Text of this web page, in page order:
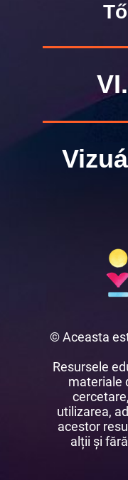
© Aceasta
Resursele
materiale
utilizarea,
acestor
alții și